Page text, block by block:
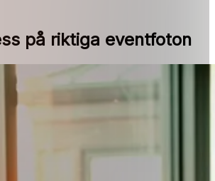
på riktiga eventfoton